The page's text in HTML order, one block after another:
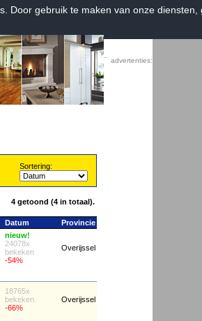
Door gebruik te maken van onze
Home | Contact Favorieten
advertenties:
Sortering:
4 getoond (4 in totaal).
Datum Provincie
nieuw!
24078x
bekeken
-54%
Overijssel
18765x
bekeken
-66%
Overijssel